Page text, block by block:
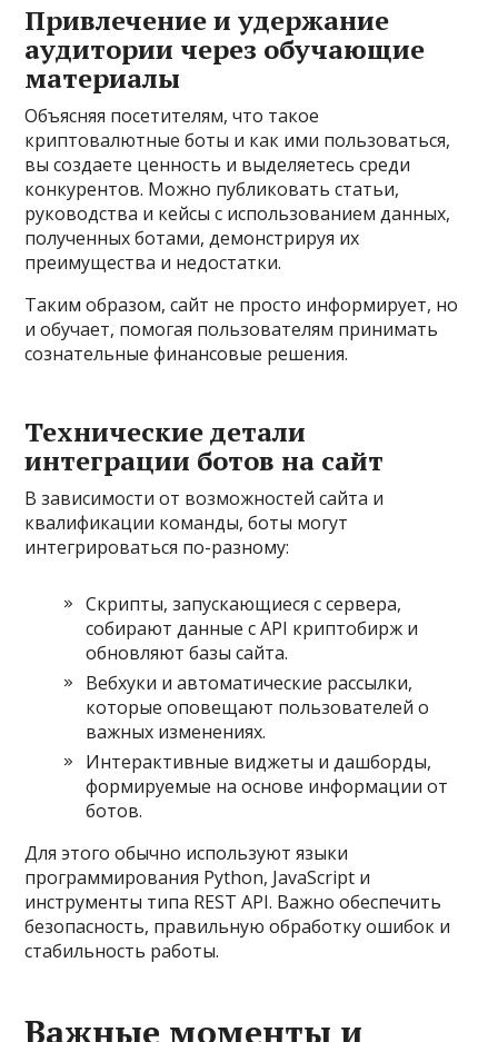
Привлечение и удержание
аудитории через обучающие
материалы
Объясняя посетителям, что такое
криптовалютные боты и как ими пользоваться,
вы создаете ценность и выделяетесь среди
конкурентов. Можно публиковать статьи,
руководства и кейсы с использованием данных,
полученных ботами, демонстрируя их
преимущества и недостатки.
Таким образом, сайт не просто информирует, но
и обучает, помогая пользователям принимать
сознательные финансовые решения.
Технические детали
интеграции ботов на сайт
В зависимости от возможностей сайта и
квалификации команды, боты могут
интегрироваться по-разному:
Скрипты, запускающиеся с сервера,
собирают данные с API криптобирж и
обновляют базы сайта.
Вебхуки и автоматические рассылки,
которые оповещают пользователей о
важных изменениях.
Интерактивные виджеты и дашборды,
формируемые на основе информации от
ботов.
Для этого обычно используют языки
программирования Python, JavaScript и
инструменты типа REST API. Важно обеспечить
безопасность, правильную обработку ошибок и
стабильность работы.
Важные моменты и